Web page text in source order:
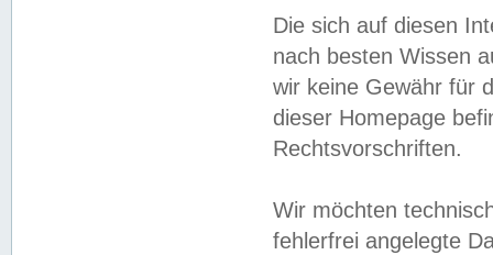
Die sich auf diesen
nach besten Wissen
wir keine Gewähr für
dieser Homepage
Rechtsvorschriften.
Wir möchten
fehlerfrei angelegte